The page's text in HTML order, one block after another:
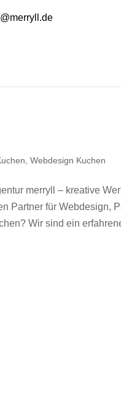
,Webdesign Kuchen
merryll – kreative
Partner für Webdesign,
Wir sind ein